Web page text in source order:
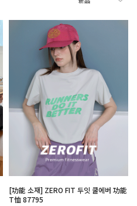
[功能 소재] ZERO FIT 두잇 쿨에버 功能
T恤 87795